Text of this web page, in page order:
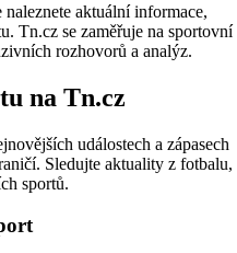
aktuální informace,
Tn.cz se zaměřuje na sportovní
rozhovorů a analýz.
na Tn.cz
událostech a zápasech
Sledujte aktuality z fotbalu,
sportů.